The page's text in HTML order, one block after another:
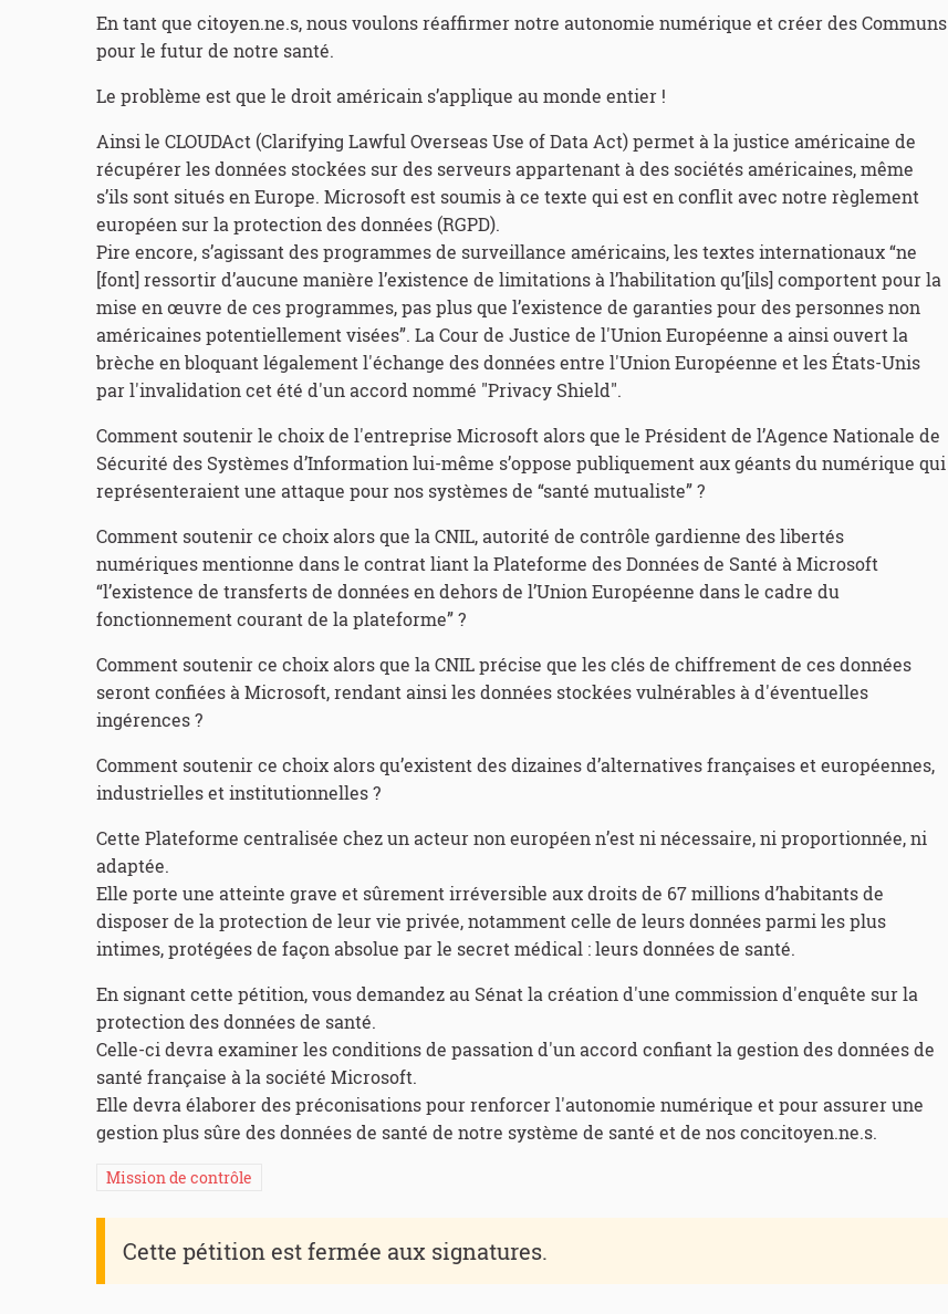
En tant que citoyen.ne.s, nous voulons réaffirmer notre autonomie numérique et créer des Communs
pour le futur de notre santé.
Le problème est que le droit américain s’applique au monde entier !
Ainsi le CLOUDAct (Clarifying Lawful Overseas Use of Data Act) permet à la justice américaine de
récupérer les données stockées sur des serveurs appartenant à des sociétés américaines, même
s’ils sont situés en Europe. Microsoft est soumis à ce texte qui est en conflit avec notre règlement
européen sur la protection des données (RGPD).
Pire encore, s’agissant des programmes de surveillance américains, les textes internationaux “ne
[font] ressortir d’aucune manière l’existence de limitations à l’habilitation qu’[ils] comportent pour la
mise en œuvre de ces programmes, pas plus que l’existence de garanties pour des personnes non
américaines potentiellement visées”. La Cour de Justice de l'Union Européenne a ainsi ouvert la
brèche en bloquant légalement l'échange des données entre l'Union Européenne et les États-Unis
par l'invalidation cet été d'un accord nommé "Privacy Shield".
Comment soutenir le choix de l'entreprise Microsoft alors que le Président de l’Agence Nationale de
Sécurité des Systèmes d’Information lui-même s’oppose publiquement aux géants du numérique qui
représenteraient une attaque pour nos systèmes de “santé mutualiste” ?
Comment soutenir ce choix alors que la CNIL, autorité de contrôle gardienne des libertés
numériques mentionne dans le contrat liant la Plateforme des Données de Santé à Microsoft
“l’existence de transferts de données en dehors de l’Union Européenne dans le cadre du
fonctionnement courant de la plateforme” ?
Comment soutenir ce choix alors que la CNIL précise que les clés de chiffrement de ces données
seront confiées à Microsoft, rendant ainsi les données stockées vulnérables à d'éventuelles
ingérences ?
Comment soutenir ce choix alors qu’existent des dizaines d’alternatives françaises et européennes,
industrielles et institutionnelles ?
Cette Plateforme centralisée chez un acteur non européen n’est ni nécessaire, ni proportionnée, ni
adaptée.
Elle porte une atteinte grave et sûrement irréversible aux droits de 67 millions d’habitants de
disposer de la protection de leur vie privée, notamment celle de leurs données parmi les plus
intimes, protégées de façon absolue par le secret médical : leurs données de santé.
En signant cette pétition, vous demandez au Sénat la création d'une commission d'enquête sur la
protection des données de santé.
Celle-ci devra examiner les conditions de passation d'un accord confiant la gestion des données de
santé française à la société Microsoft.
Elle devra élaborer des préconisations pour renforcer l'autonomie numérique et pour assurer une
gestion plus sûre des données de santé de notre système de santé et de nos concitoyen.ne.s.
Mission de contrôle
Cette pétition est fermée aux signatures.